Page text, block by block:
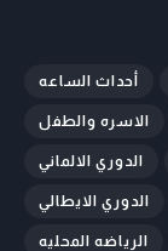
أحداث الساعه
الاسره والطفل
الدوري الالماني
الدوري الايطالي
الرياضه المحليه